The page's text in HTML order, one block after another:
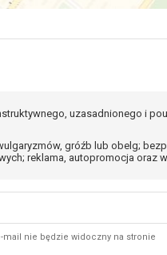
uzasadnionego i
gróźb lub obelg;
reklama, autopromocja oraz
mail nie będzie widoczny na stronie